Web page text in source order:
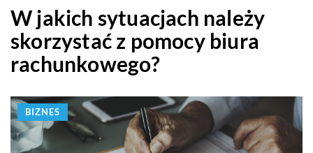
W jakich sytuacjach należy
skorzystać z pomocy biura
rachunkowego?
BIZNES